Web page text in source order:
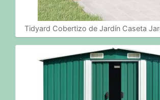
Tidyard Cobertizo de Jardín Caseta